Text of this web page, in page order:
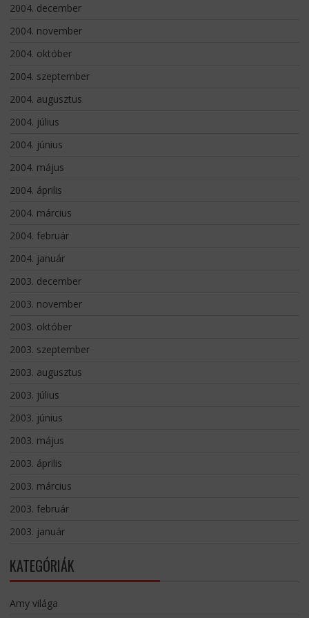
2004. december
2004. november
2004. október
2004. szeptember
2004. augusztus
2004. július
2004. június
2004. május
2004. április
2004. március
2004. február
2004. január
2003. december
2003. november
2003. október
2003. szeptember
2003. augusztus
2003. július
2003. június
2003. május
2003. április
2003. március
2003. február
2003. január
KATEGÓRIÁK
Amy világa